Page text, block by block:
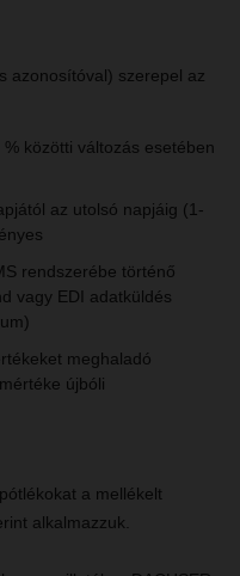
azonosítóval) szerepel az
közötti változás esetében
az utolsó napjáig (1-
rendszerébe történő
vagy EDI adatküldés
meghaladó
újbóli
a mellékelt
alkalmazzuk.